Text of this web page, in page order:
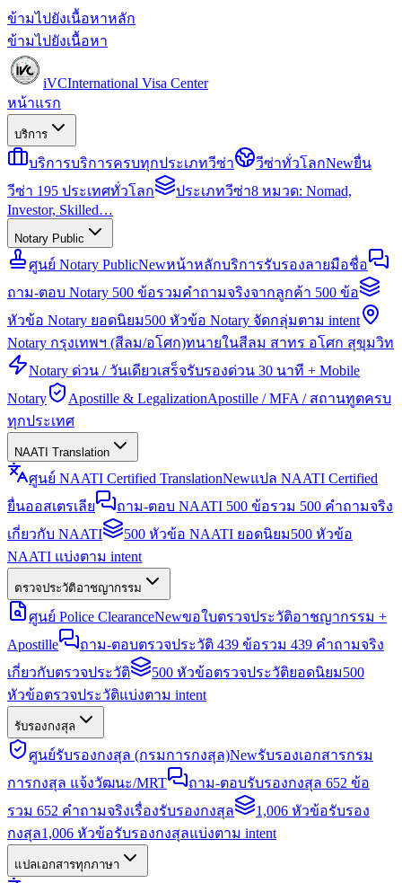
ข้ามไปยังเนื้อหาหลัก
ข้ามไปยังเนื้อหา
iVCInternational Visa Center
หน้าแรก
บริการ
บริการบริการครบทุกประเภทวีซ่า วีซ่าทั่วโลกNewยื่น
วีซ่า 195 ประเทศทั่วโลก
ประเภทวีซ่า8 หมวด: Nomad,
Investor, Skilled…
Notary Public
ศูนย์ Notary PublicNewหน้าหลักบริการรับรองลายมือชื่อ
ถาม-ตอบ Notary 500 ข้อรวมคำถามจริงจากลูกค้า 500 ข้อ
หัวข้อ Notary ยอดนิยม500 หัวข้อ Notary จัดกลุ่มตาม intent
Notary กรุงเทพฯ (สีลม/อโศก)ทนายในสีลม สาทร อโศก สุขุมวิท
Notary ด่วน / วันเดียวเสร็จรับรองด่วน 30 นาที + Mobile
Notary
Apostille & LegalizationApostille / MFA / สถานทูตครบ
ทุกประเทศ
NAATI Translation
ศูนย์ NAATI Certified TranslationNewแปล NAATI Certified
ยื่นออสเตรเลีย
ถาม-ตอบ NAATI 500 ข้อรวม 500 คำถามจริง
เกี่ยวกับ NAATI
500 หัวข้อ NAATI ยอดนิยม500 หัวข้อ
NAATI แบ่งตาม intent
ตรวจประวัติอาชญากรรม
ศูนย์ Police ClearanceNewขอใบตรวจประวัติอาชญากรรม +
Apostille
ถาม-ตอบตรวจประวัติ 439 ข้อรวม 439 คำถามจริง
เกี่ยวกับตรวจประวัติ
500 หัวข้อตรวจประวัติยอดนิยม500
หัวข้อตรวจประวัติแบ่งตาม intent
รับรองกงสุล
ศูนย์รับรองกงสุล (กรมการกงสุล)Newรับรองเอกสารกรม
การกงสุล แจ้งวัฒนะ/MRT
ถาม-ตอบรับรองกงสุล 652 ข้อ
รวม 652 คำถามจริงเรื่องรับรองกงสุล
1,006 หัวข้อรับรอง
กงสุล1,006 หัวข้อรับรองกงสุลแบ่งตาม intent
แปลเอกสารทุกภาษา